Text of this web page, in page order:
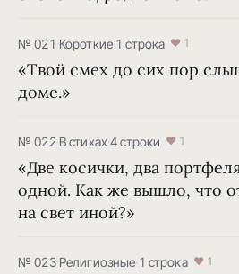
№ 021·Короткие·1 строка ♥ 1
«Твой смех до сих пор
доме.»
№ 022·В стихах·4 строки ♥ 1
«Две косички, два
одной. Как же вышло, что
на свет иной?»
№ 023·Религиозные·1 строка ♥ 1